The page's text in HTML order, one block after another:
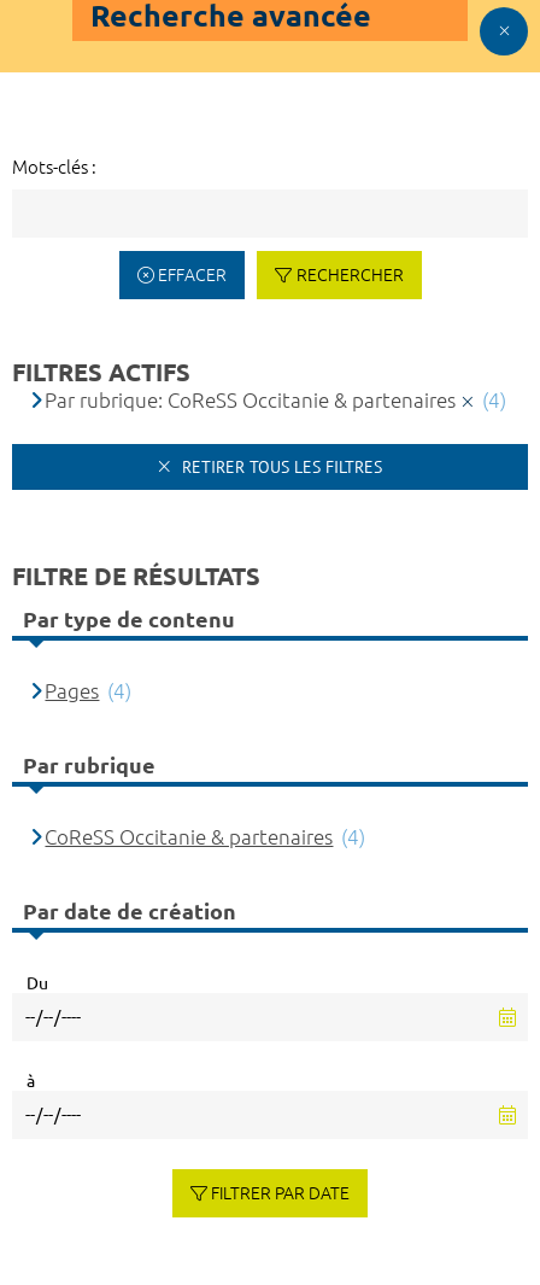
Recherche avancée
Mots-clés :
EFFACER RECHERCHER
FILTRES ACTIFS
Par rubrique: CoReSS Occitanie & partenaires (4)
RETIRER TOUS LES FILTRES
FILTRE DE RÉSULTATS
Par type de contenu
Pages (4)
Par rubrique
CoReSS Occitanie & partenaires (4)
Par date de création
Du
à
FILTRER PAR DATE